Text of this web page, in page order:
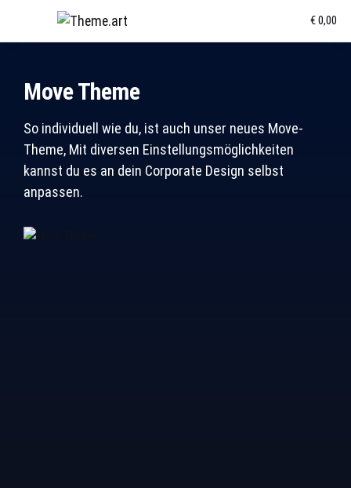
€ 0,00
Move Theme
So individuell wie du, ist auch unser neues Move-
Theme, Mit diversen Einstellungsmöglichkeiten
kannst du es an dein Corporate Design selbst
anpassen.